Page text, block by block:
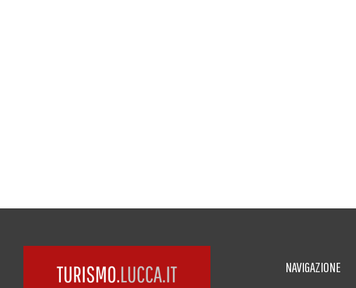
NAVIGAZIONE